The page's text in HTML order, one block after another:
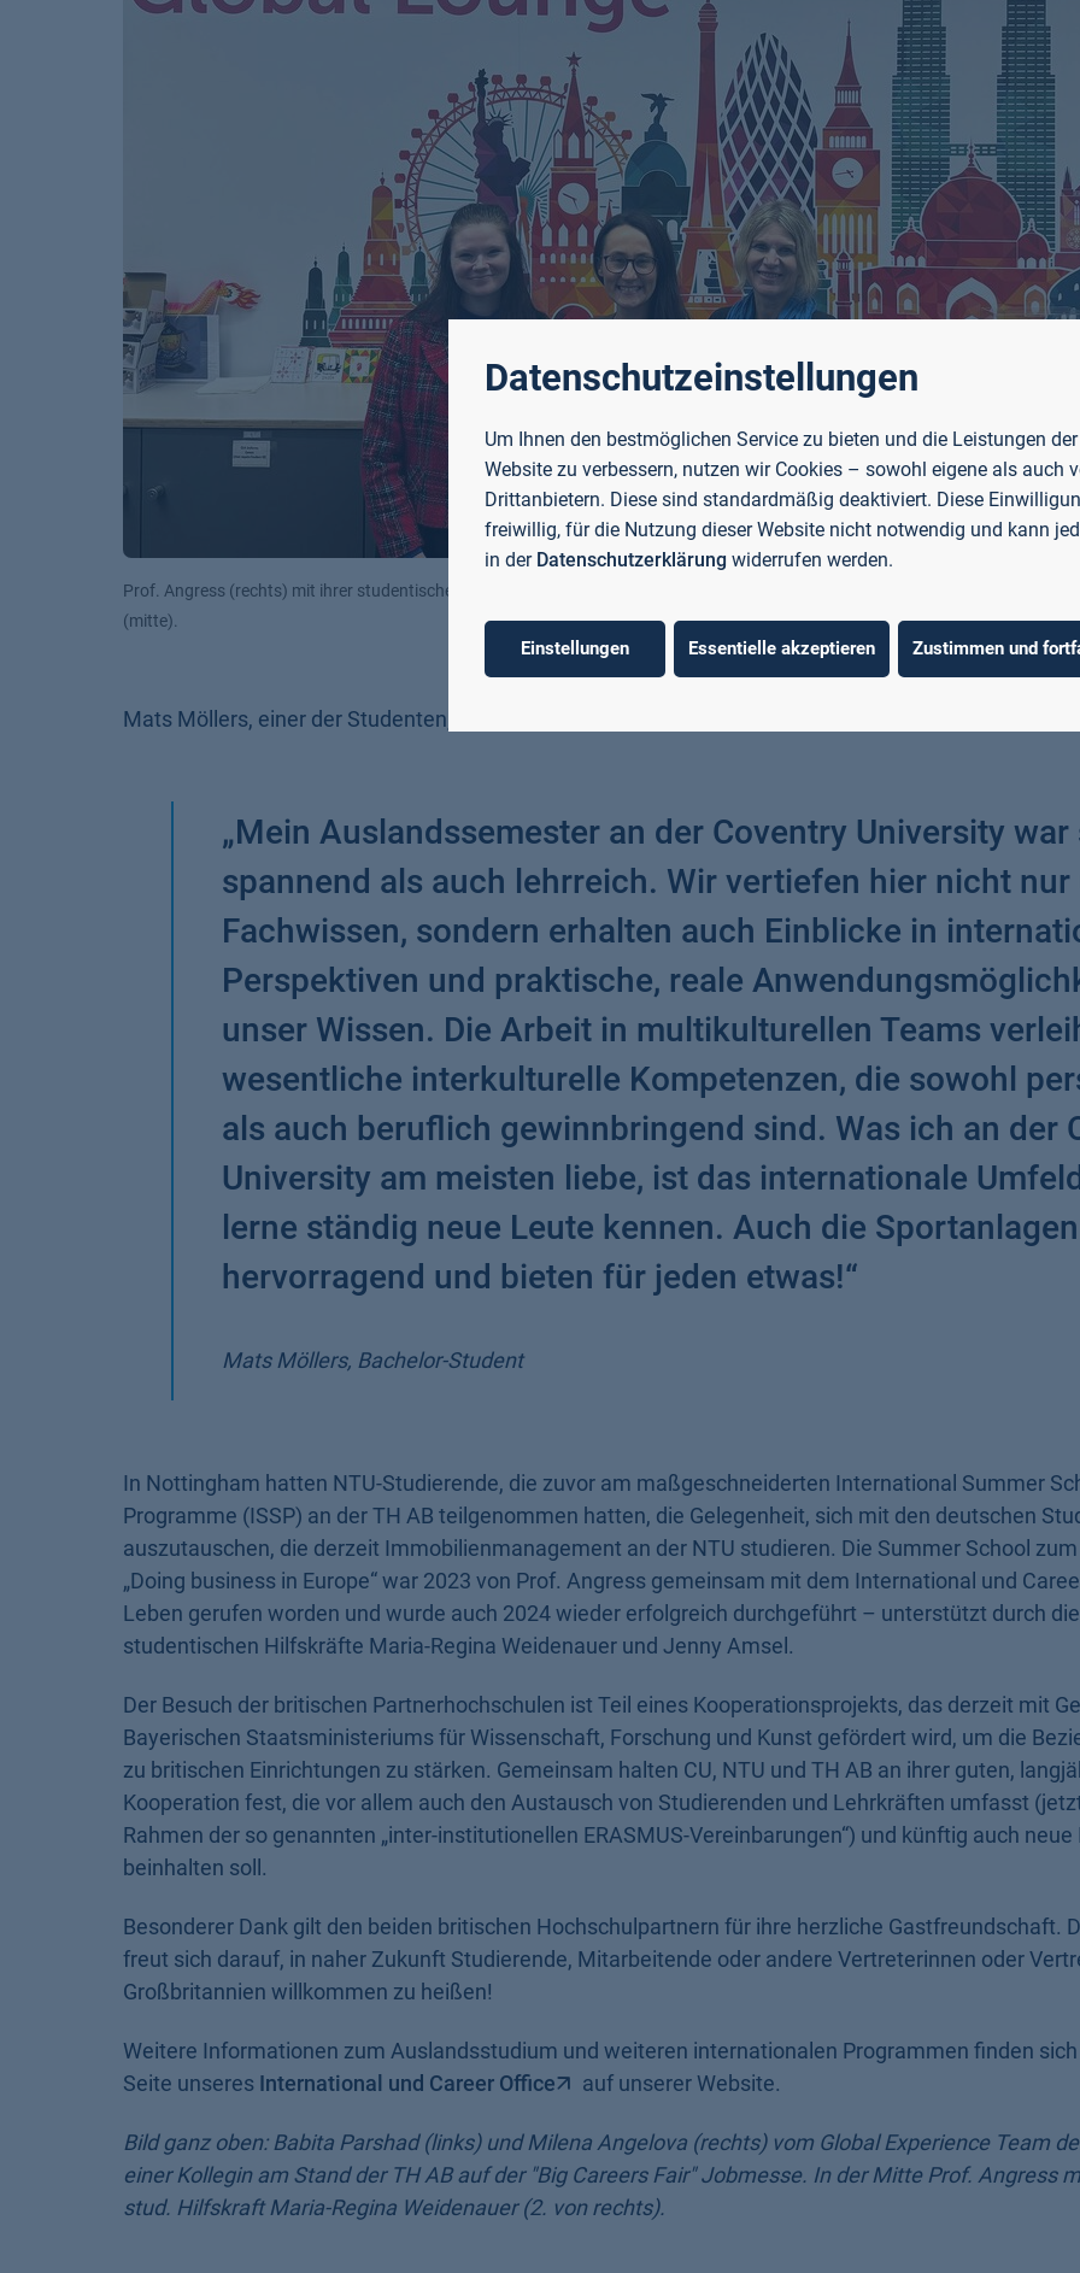
Das Global Experience Team der Conventry University mit Prof. Angress (2. von rechts).
Mats Möllers, einer der Studenten, ist besonders begeistert von seinem aktuellen
„Mein Auslandssemester an der Coventry University war
spannend als auch lehrreich. Wir vertiefen hier nicht nur
Fachwissen, sondern erhalten auch Einblicke in
Perspektiven und praktische, reale
unser Wissen. Die Arbeit in multikulturellen Teams
wesentliche interkulturelle Kompetenzen, die sowohl
als auch beruflich gewinnbringend sind. Was ich an der
University am meisten liebe, ist das internationale
lerne ständig neue Leute kennen. Auch die
hervorragend und bieten für jeden etwas!“
Mats Möllers, Bachelor-Student
In Nottingham hatten NTU-Studierende, die zuvor am maßgeschneiderten International Summer
Programme (ISSP) an der TH AB teilgenommen hatten, die Gelegenheit, sich mit den deutschen
auszutauschen, die derzeit Immobilienmanagement an der NTU studieren. Die Summer School
„Doing business in Europe“ war 2023 von Prof. Angress gemeinsam mit dem International und
Leben gerufen worden und wurde auch 2024 wieder erfolgreich durchgeführt – unterstützt durch die
studentischen Hilfskräfte Maria-Regina Weidenauer und Jenny Amsel.
Der Besuch der britischen Partnerhochschulen ist Teil eines Kooperationsprojekts, das derzeit mit
Bayerischen Staatsministeriums für Wissenschaft, Forschung und Kunst gefördert wird, um die
zu britischen Einrichtungen zu stärken. Gemeinsam halten CU, NTU und TH AB an ihrer guten,
Kooperation fest, die vor allem auch den Austausch von Studierenden und Lehrkräften umfasst
Rahmen der so genannten „inter-institutionellen ERASMUS-Vereinbarungen“) und künftig auch
beinhalten soll.
Besonderer Dank gilt den beiden britischen Hochschulpartnern für ihre herzliche Gastfreundschaft.
freut sich darauf, in naher Zukunft Studierende, Mitarbeitende oder andere Vertreterinnen oder
Großbritannien willkommen zu heißen!
Weitere Informationen zum Auslandsstudium und weiteren internationalen Programmen finden sich
Seite unseres International und Career Office auf unserer Website.
Bild ganz oben: Babita Parshad (links) und Milena Angelova (rechts) vom Global Experience Team
einer Kollegin am Stand der TH AB auf der "Big Careers Fair" Jobmesse. In der Mitte Prof. Angress
stud. Hilfskraft Maria-Regina Weidenauer (2. von rechts).
Datenschutzeinstellungen
Um Ihnen den bestmöglichen Service zu bieten und die Leistungen der
Website zu verbessern, nutzen wir Cookies – sowohl eigene als auch
Drittanbietern. Diese sind standardmäßig deaktiviert. Diese
freiwillig, für die Nutzung dieser Website nicht notwendig und kann
in der Datenschutzerklärung widerrufen werden.
Einstellungen Essentielle akzeptieren Zustimmen und